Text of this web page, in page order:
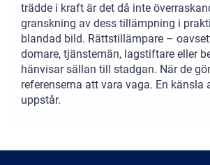
trädde i kraft är det då inte
granskning av dess tillämpning i
blandad bild. Rättstillämpare –
domare, tjänstemän, lagstiftare eller
hänvisar sällan till stadgan. När de
referenserna att vara vaga. En känsla
uppstår.